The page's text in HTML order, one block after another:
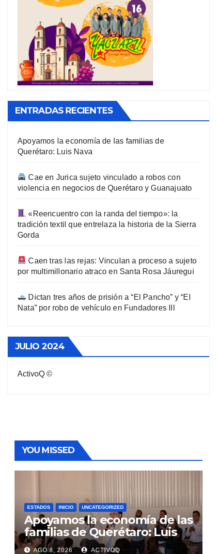
ENTRADAS RECIENTES
Apoyamos la economía de las familias de
Querétaro: Luis Nava
Cae en Jurica sujeto vinculado a robos con
violencia en negocios de Querétaro y Guanajuato
«Reencuentro con la randa del tiempo»: la
tradición textil que entrelaza la historia de la Sierra
Gorda
Caen tras las rejas: Vinculan a proceso a sujeto
por multimillonario atraco en Santa Rosa Jáuregui
Dictan tres años de prisión a “El Pancho” y “El
Nata” por robo de vehículo en Fundadores III
JULIO 2024
ActivoQ ©
YOU MISSED
ESTADOS INICIO UNCATEGORIZED
Apoyamos la economía de las
familias de Querétaro: Luis
Nava
AGO 8, 2026 ACTIVOQ